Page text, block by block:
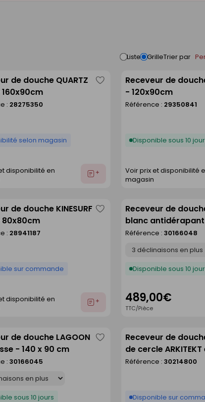
Liste GrilleTrier par
de douche QUARTZ
: 28275350
selon magasin
disponibilité en
Ajouter
EnregistrerReceveur de
- 120x90cm
Référence : 29350841
Disponible sous 10
Voir prix et disponibilité
magasin
de douche KINESURF
: 28941187
sur commande
disponibilité en
Ajouter
Enregistrer
comme
Receveur de
blanc antidérapant
Référence : 30166048
Disponible sous 10
489,00€
TTC/Pièce
de douche LAGOON
- 140 x 90 cm
: 30166045
sous 10 jours
Enregistrer
comme
Receveur de
de cercle
- 90x90cm
Référence : 30214800
Disponible sur